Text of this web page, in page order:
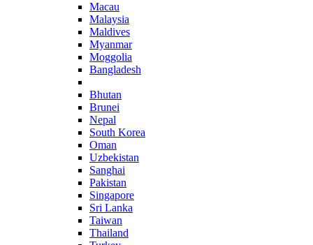
Macau
Malaysia
Maldives
Myanmar
Moggolia
Bangladesh
Bhutan
Brunei
Nepal
South Korea
Oman
Uzbekistan
Sanghai
Pakistan
Singapore
Sri Lanka
Taiwan
Thailand